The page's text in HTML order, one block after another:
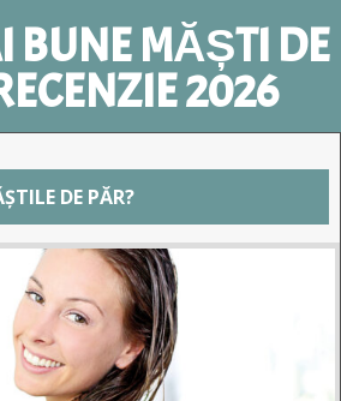
BUNE MĂȘTI DE
2026
DE PĂR?